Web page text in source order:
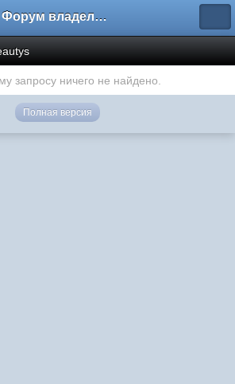
Форум владельцев интернет-магазинов
запросу ничего не найдено.
Полная версия